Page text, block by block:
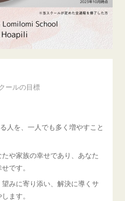
ールの目標
人を、一人でも多く増やすこと
や家族の幸せであり、あなた
です。
みに寄り添い、解決に導くサ
ます。